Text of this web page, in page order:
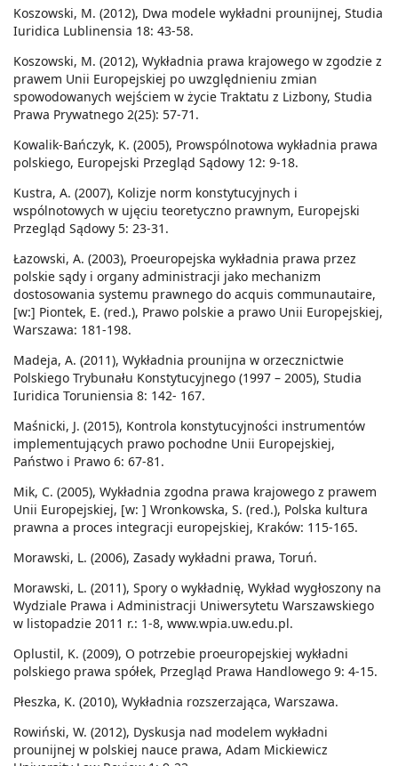
Koszowski, M. (2012), Dwa modele wykładni prounijnej, Studia
Iuridica Lublinensia 18: 43-58.
Koszowski, M. (2012), Wykładnia prawa krajowego w zgodzie z
prawem Unii Europejskiej po uwzględnieniu zmian
spowodowanych wejściem w życie Traktatu z Lizbony, Studia
Prawa Prywatnego 2(25): 57-71.
Kowalik-Bańczyk, K. (2005), Prowspólnotowa wykładnia prawa
polskiego, Europejski Przegląd Sądowy 12: 9-18.
Kustra, A. (2007), Kolizje norm konstytucyjnych i
wspólnotowych w ujęciu teoretyczno prawnym, Europejski
Przegląd Sądowy 5: 23-31.
Łazowski, A. (2003), Proeuropejska wykładnia prawa przez
polskie sądy i organy administracji jako mechanizm
dostosowania systemu prawnego do acquis communautaire,
[w:] Piontek, E. (red.), Prawo polskie a prawo Unii Europejskiej,
Warszawa: 181-198.
Madeja, A. (2011), Wykładnia prounijna w orzecznictwie
Polskiego Trybunału Konstytucyjnego (1997 – 2005), Studia
Iuridica Toruniensia 8: 142- 167.
Maśnicki, J. (2015), Kontrola konstytucyjności instrumentów
implementujących prawo pochodne Unii Europejskiej,
Państwo i Prawo 6: 67-81.
Mik, C. (2005), Wykładnia zgodna prawa krajowego z prawem
Unii Europejskiej, [w: ] Wronkowska, S. (red.), Polska kultura
prawna a proces integracji europejskiej, Kraków: 115-165.
Morawski, L. (2006), Zasady wykładni prawa, Toruń.
Morawski, L. (2011), Spory o wykładnię, Wykład wygłoszony na
Wydziale Prawa i Administracji Uniwersytetu Warszawskiego
w listopadzie 2011 r.: 1-8, www.wpia.uw.edu.pl.
Oplustil, K. (2009), O potrzebie proeuropejskiej wykładni
polskiego prawa spółek, Przegląd Prawa Handlowego 9: 4-15.
Płeszka, K. (2010), Wykładnia rozszerzająca, Warszawa.
Rowiński, W. (2012), Dyskusja nad modelem wykładni
prounijnej w polskiej nauce prawa, Adam Mickiewicz